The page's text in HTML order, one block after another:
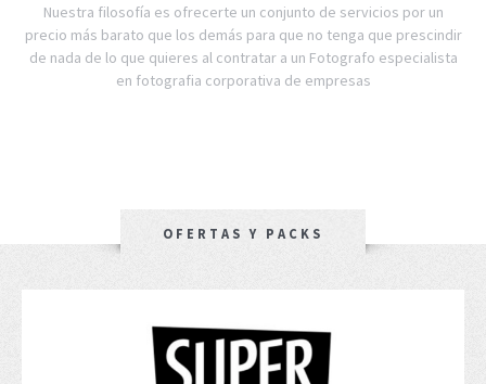
Nuestra filosofía es ofrecerte un conjunto de servicios por un
precio más barato que los demás para que no tenga que prescindir
de nada de lo que quieres al contratar a un Fotografo especialista
en fotografia corporativa de empresas
OFERTAS Y PACKS